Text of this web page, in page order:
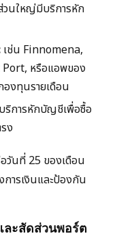
วนใหญ่มีบริการหัก
เช่น Finnomena,
หรือแอพของ
องทุนรายเดือน
ริการหักบัญชีเพื่อซื้อ
ง
นที่ 25 ของเดือน
ารเงินและป้องกัน
ละสัดส่วนพอร์ต